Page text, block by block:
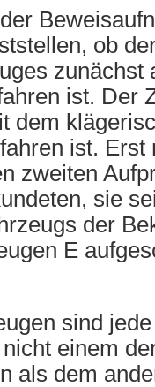
ob
zunächst
ist. Der
dem
ist. Erst
zweiten
sie
der
E
sind
einem
als dem